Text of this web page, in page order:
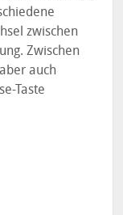
zwischen
Zwischen
auch
Taste